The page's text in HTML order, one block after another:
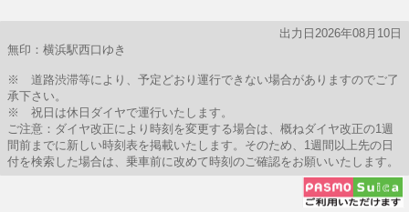
出力日2026年08月10日
無印：横浜駅西口ゆき
※ 道路渋滞等により、予定どおり運行できない場合がありますのでご了
承下さい。
※ 祝日は休日ダイヤで運行いたします。
ご注意：ダイヤ改正により時刻を変更する場合は、概ねダイヤ改正の1週
間前までに新しい時刻表を掲載いたします。そのため、1週間以上先の日
付を検索した場合は、乗車前に改めて時刻のご確認をお願いいたします。